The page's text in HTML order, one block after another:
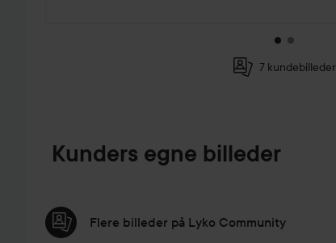
7 kundebilleder
Kunders egne billeder
Flere billeder på Lyko Community